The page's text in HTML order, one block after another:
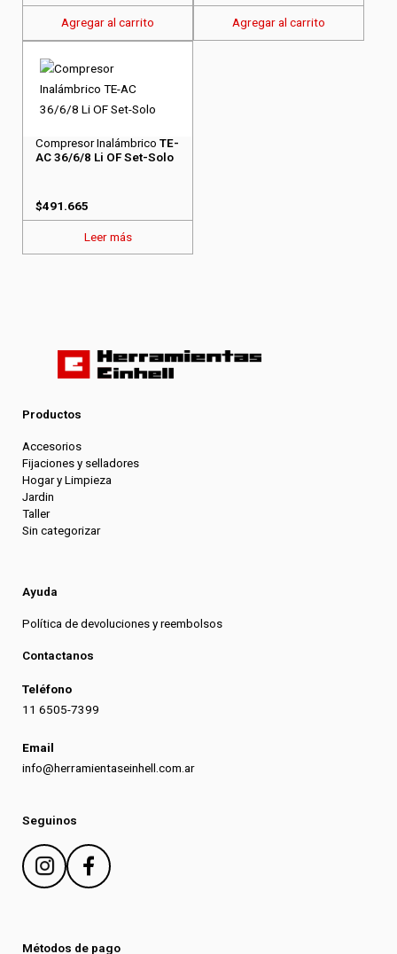
Agregar al carrito Agregar al carrito
Compresor Inalámbrico TE-
AC 36/6/8 Li OF Set-Solo
$491.665
Leer más
Productos
Accesorios
Fijaciones y selladores
Hogar y Limpieza
Jardin
Taller
Sin categorizar
Ayuda
Política de devoluciones y reembolsos
Contactanos
Teléfono
11 6505-7399
Email
info@herramientaseinhell.com.ar
Seguinos
Métodos de pago